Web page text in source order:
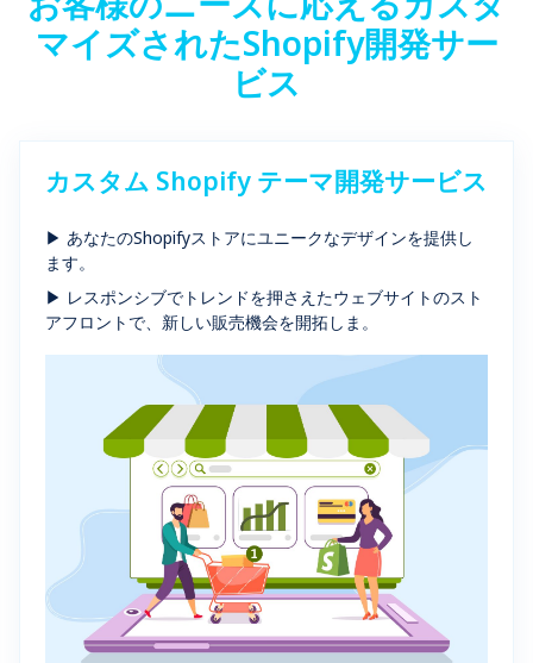
マイズされたShopify開発サー
ビス
カスタム Shopify テーマ開発サービス
▶ あなたのShopifyストアにユニークなデザインを提供し
ます。
▶ レスポンシブでトレンドを押さえたウェブサイトのスト
アフロントで、新しい販売機会を開拓しま。